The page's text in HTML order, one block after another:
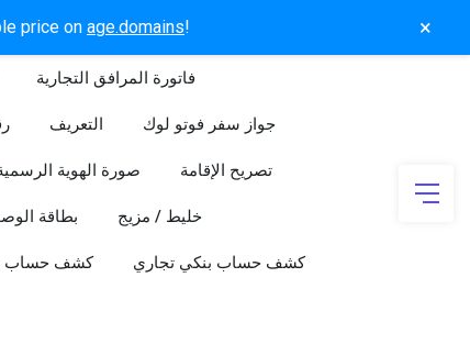
price on age.domains! ×
فاتورة المرافق التجارية
التعريف جواز سفر فوتو لوك
صورة الهوية تصريح الإقامة
بطاقة خليط / مزيج
كشف حساب كشف حساب بنكي تجاري